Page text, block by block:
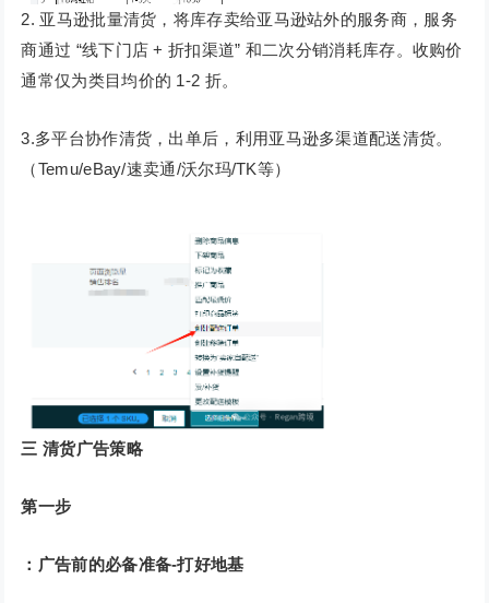
2. 亚马逊批量清货，将库存卖给亚马逊站外的服务商，服务
商通过 “线下门店 + 折扣渠道” 和二次分销消耗库存。收购价
通常仅为类目均价的 1-2 折。
3.多平台协作清货，出单后，利用亚马逊多渠道配送清货。
（Temu/eBay/速卖通/沃尔玛/TK等）
三 清货广告策略
第一步
：广告前的必备准备-打好地基